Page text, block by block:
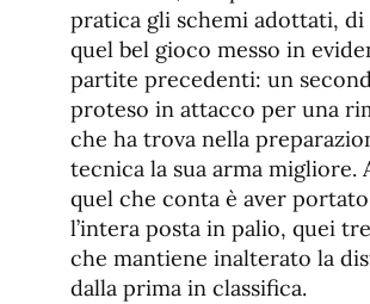
pratica gli schemi adottati,
quel bel gioco messo in
partite precedenti: un
proteso in attacco per una
che ha trova nella
tecnica la sua arma migliore.
quel che conta è aver portato
l’intera posta in palio, quei
che mantiene inalterato la
dalla prima in classifica.